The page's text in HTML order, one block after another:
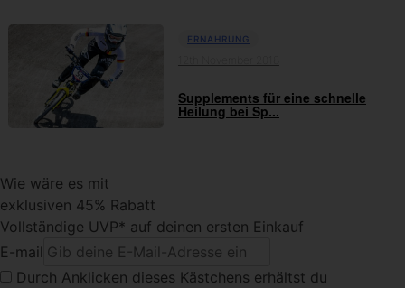
ERNAHRUNG
Supplements für eine schnelle
Heilung bei Sp...
Wie wäre es mit
exklusiven 45% Rabatt
Vollständige UVP* auf deinen ersten Einkauf
E-mail
Durch Anklicken dieses Kästchens erhältst du